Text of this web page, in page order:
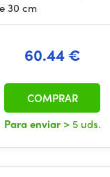
30 cm
60.44 €
Para enviar > 5 uds.
COMPRAR